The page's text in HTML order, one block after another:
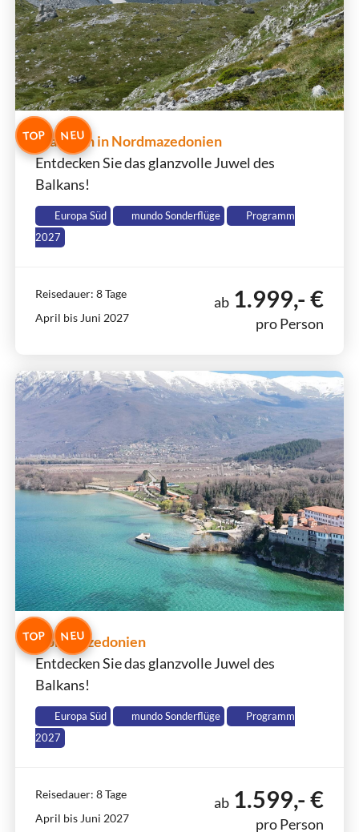
TOP NEU
Wandern in Nordmazedonien
Entdecken Sie das glanzvolle Juwel des
Balkans!
Europa Süd mundo Sonderflüge
Programm
2027
Reisedauer: 8 Tage
April bis Juni 2027
ab 1.999,- €
pro Person
TOP NEU
Nordmazedonien
Entdecken Sie das glanzvolle Juwel des
Balkans!
Europa Süd mundo Sonderflüge
Programm
2027
Reisedauer: 8 Tage
April bis Juni 2027
ab 1.599,- €
pro Person